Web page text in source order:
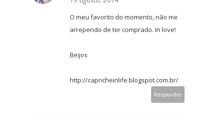
O meu favorito do momento, não me
arrependo de ter comprado. In love!
Beijos
http://capricheinlife.blogspot.com.br/
Responder